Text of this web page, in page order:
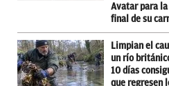
Avatar para
final de su
Limpian el
un río
10 días
que regresen